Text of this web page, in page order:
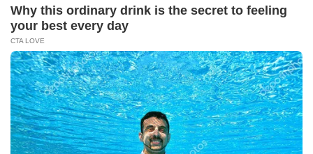
Les Miller m’avaient laissé un coffre qu’ils
imaginaient être une pierre tombale. À la place,
ils m’avaient donné les clés du royaume. Leur
avidité avait creusé leur propre tombe, et moi,
je n’avais fait que fournir les plans du
monument qui s’élèverait au-dessus.
Quand je sortis et verrouillai la porte pour la